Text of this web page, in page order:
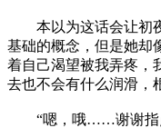
本以为这话会让初夜
基础的概念，但是她却
着自己渴望被我弄疼，
去也不会有什么润滑，
“嗯，哦……谢谢指